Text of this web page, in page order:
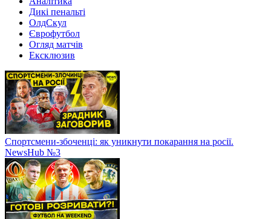
Дикі пенальті
ОлдСкул
Єврофутбол
Огляд матчів
Ексклюзив
Спортсмени-збоченці: як уникнути покарання на росії.
NewsHub №3